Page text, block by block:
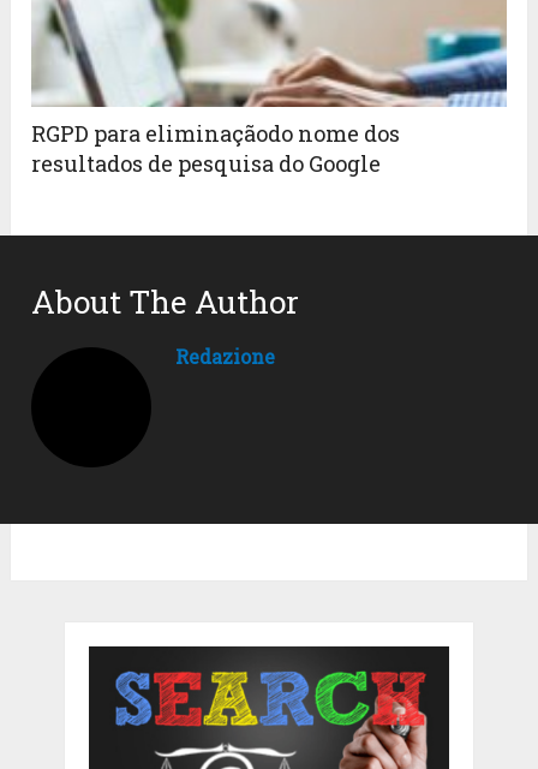
RGPD para eliminaçãodo nome dos
resultados de pesquisa do Google
About The Author
Redazione